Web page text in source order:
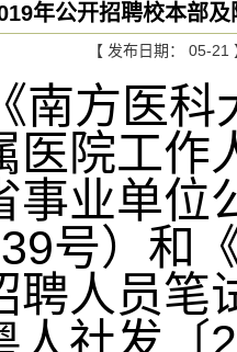
年公开招聘校本部
【 发布日期： 05-
南方医科
医院工作
事业单
号）和
聘人员笔